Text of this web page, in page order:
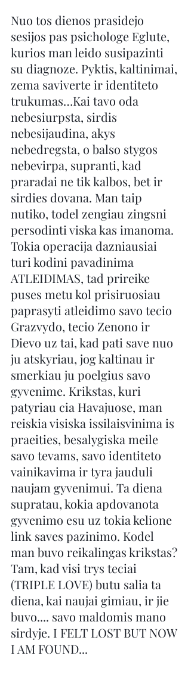
Nuo tos dienos prasidejo
sesijos pas psichologe Eglute,
kurios man leido susipazinti
su diagnoze. Pyktis, kaltinimai,
zema saviverte ir identiteto
trukumas…Kai tavo oda
nebesiurpsta, sirdis
nebesijaudina, akys
nebedregsta, o balso stygos
nebevirpa, supranti, kad
praradai ne tik kalbos, bet ir
sirdies dovana. Man taip
nutiko, todel zengiau zingsni
persodinti viska kas imanoma.
Tokia operacija dazniausiai
turi kodini pavadinima
ATLEIDIMAS, tad prireike
puses metu kol prisiruosiau
paprasyti atleidimo savo tecio
Grazvydo, tecio Zenono ir
Dievo uz tai, kad pati save nuo
ju atskyriau, jog kaltinau ir
smerkiau ju poelgius savo
gyvenime. Krikstas, kuri
patyriau cia Havajuose, man
reiskia visiska issilaisvinima is
praeities, besalygiska meile
savo tevams, savo identiteto
vainikavima ir tyra jauduli
naujam gyvenimui. Ta diena
supratau, kokia apdovanota
gyvenimo esu uz tokia kelione
link saves pazinimo. Kodel
man buvo reikalingas krikstas?
Tam, kad visi trys teciai
(TRIPLE LOVE) butu salia ta
diena, kai naujai gimiau, ir jie
buvo.... savo maldomis mano
sirdyje. I FELT LOST BUT NOW
I AM FOUND...